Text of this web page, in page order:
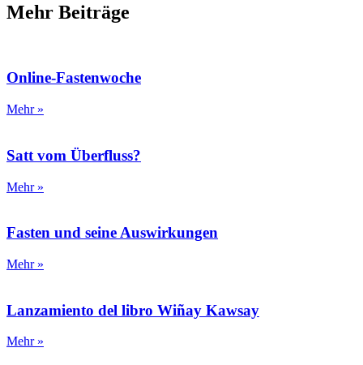
Mehr Beiträge
Online-Fastenwoche
Mehr »
Satt vom Überfluss?
Mehr »
Fasten und seine Auswirkungen
Mehr »
Lanzamiento del libro Wiñay Kawsay
Mehr »